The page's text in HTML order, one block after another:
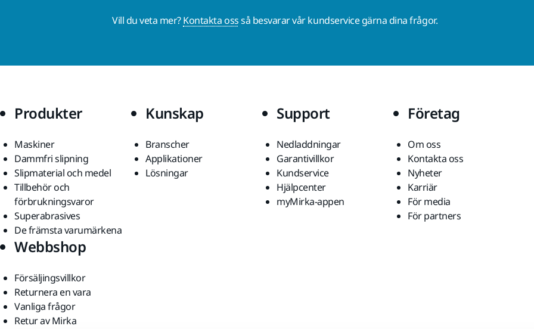
Vill du veta mer?Kontakta ossså besvarar vår kundservice gärna dina frågor.
Produkter
Maskiner
Dammfri slipning
Slipmaterial och medel
Tillbehör och
förbrukningsvaror
Superabrasives
De främsta varumärkena
Kunskap
Branscher
Applikationer
Lösningar
Support
Nedladdningar
Garantivillkor
Kundservice
Hjälpcenter
myMirka-appen
Företag
Om oss
Kontakta oss
Nyheter
Karriär
För media
För partners
Webbshop
Försäljingsvillkor
Returnera en vara
Vanliga frågor
Retur av Mirka